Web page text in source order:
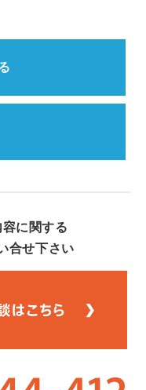
に関する
合せ下さい